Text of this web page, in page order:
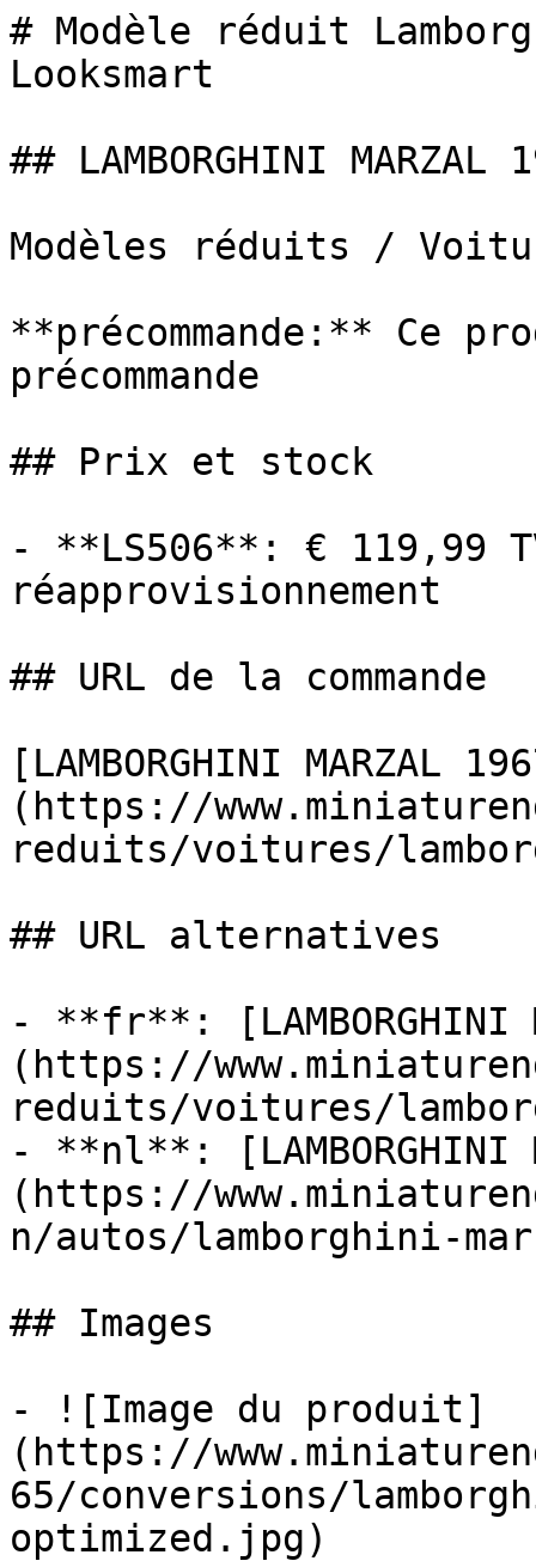
# Modèle réduit
Looksmart
## LAMBORGHINI MARZAL
Modèles réduits /
**précommande:** Ce
précommande
## Prix et stock
- **LS506**: € 119,99
réapprovisionnement
## URL de la commande
[LAMBORGHINI MARZAL
(https://
reduits/voitures/
## URL alternatives
- **fr**: [LAMBORGHINI
(https://
reduits/voitures/
- **nl**: [LAMBORGHINI
(https://
n/autos/lamborghini-
## Images
- ![Image du produit]
(https://
65/conversions/
optimized.jpg)